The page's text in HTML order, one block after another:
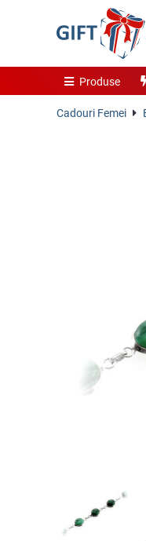
Produse
Cadouri Femei